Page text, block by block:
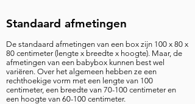
Standaard afmetingen
De standaard afmetingen van een box zijn 100 x 80 x
80 centimeter (lengte x breedte x hoogte). Maar, de
afmetingen van een babybox kunnen best wel
variëren. Over het algemeen hebben ze een
rechthoekige vorm met een lengte van 100
centimeter, een breedte van 70-100 centimeter en
een hoogte van 60-100 centimeter.